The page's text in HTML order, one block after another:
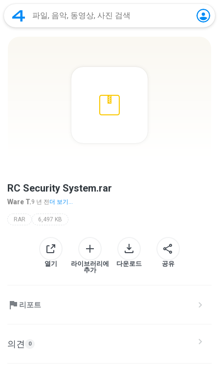
RC Security System.rar
Ware T.9 년 전 더 보기...
RAR 6,497 KB
열기
라이브러리에
추가
다운로드 공유
리포트
의견 0